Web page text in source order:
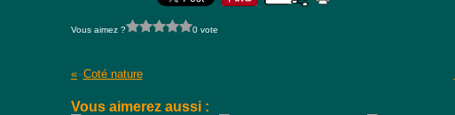
Vous aimez ? 0 vote
Coté nature
Vous aimerez aussi :